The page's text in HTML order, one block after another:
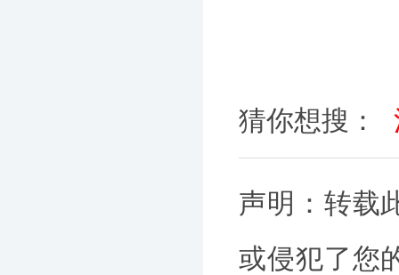
猜你想搜：
声明：转载
或侵犯了您